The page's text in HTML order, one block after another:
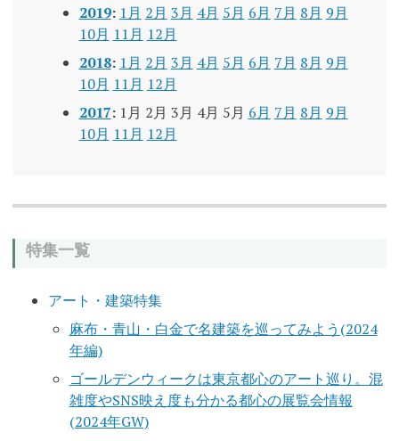
2019: 1月 2月 3月 4月 5月 6月 7月 8月 9月
10月 11月 12月
2018: 1月 2月 3月 4月 5月 6月 7月 8月 9月
10月 11月 12月
2017: 1月 2月 3月 4月 5月 6月 7月 8月 9月
10月 11月 12月
特集一覧
アート・建築特集
麻布・青山・白金で名建築を巡ってみよう(2024
年編)
ゴールデンウィークは東京都心のアート巡り。混
雑度やSNS映え度も分かる都心の展覧会情報
(2024年GW)